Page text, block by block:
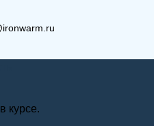
(РКВ) 33-900-1800
курсе.